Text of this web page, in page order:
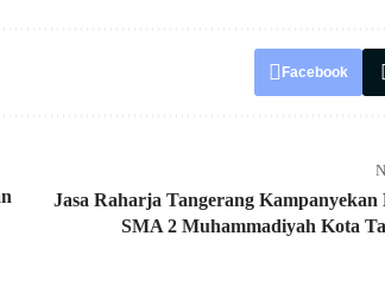
Facebook
Jasa Raharja Tangerang
SMA 2 Muhammadiyah Kota